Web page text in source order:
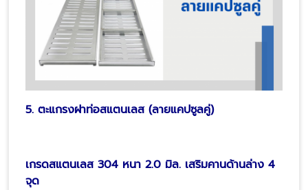
5. ตะแกรงฝาท่อสแตนเลส (ลายแคปซูลคู่)
เกรดสแตนเลส 304 หนา 2.0 มิล. เสริมคานด้านล่าง 4
จุด